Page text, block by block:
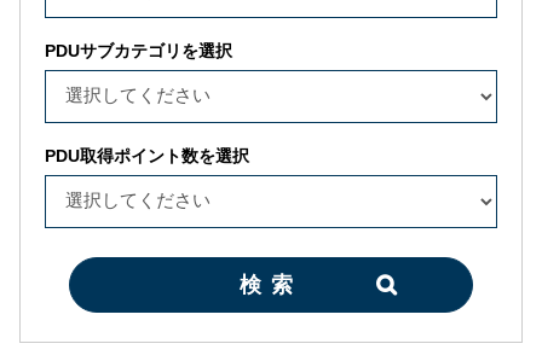
PDUサブカテゴリを選択
PDU取得ポイント数を選択
検索